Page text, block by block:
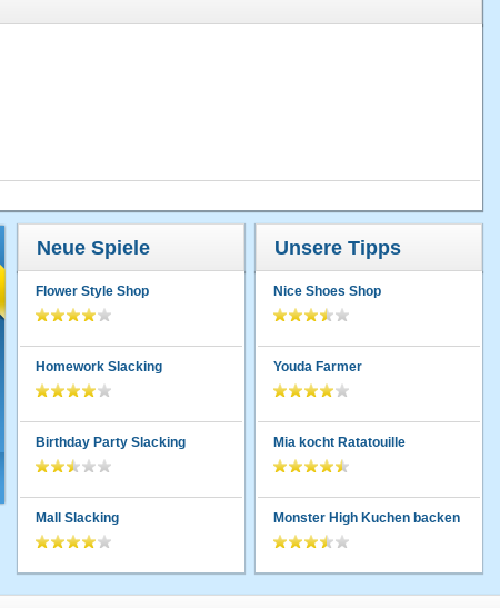
Neue Spiele
Flower Style Shop
Homework Slacking
Birthday Party Slacking
Mall Slacking
Unsere Tipps
Nice Shoes Shop
Youda Farmer
Mia kocht Ratatouille
Monster High Kuchen backen